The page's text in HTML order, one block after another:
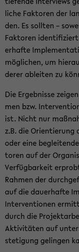
li­che Fak­to­ren der
den. Es soll­ten –
Fak­to­ren
er­haf­te
mög­li­chen, um
de­rer ab­lei­ten zu
Die Er­geb­nis­se
men bzw.
ist. Nicht nur
z.B. die Ori­en­tie­rung
oder eine
to­ren auf der
Ver­füg­bar­keit
Rah­men der
auf die dau­er­haf­te
In­ter­ven­tio­nen
durch die
Ak­ti­vi­tä­ten auf
ste­ti­gung ge­lin­gen